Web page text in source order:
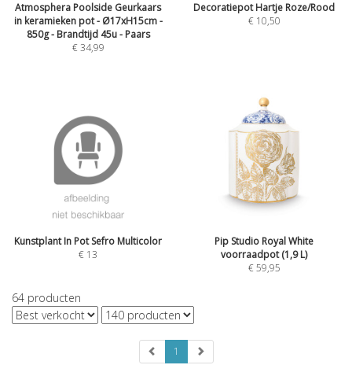
Atmosphera Poolside Geurkaars
in keramieken pot - Ø17xH15cm -
850g - Brandtijd 45u - Paars
€34,99
Decoratiepot Hartje Roze/Rood
€ 10,50
Kunstplant In Pot Sefro Multicolor
€ 13
Pip Studio Royal White
voorraadpot (1,9 L)
€59,95
64 producten
1